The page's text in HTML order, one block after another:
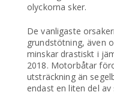
olyckorna sker.
De vanligaste
grundstötning, även
minskar drastiskt i
2018. Motorbåtar
utsträckning än
endast en liten del